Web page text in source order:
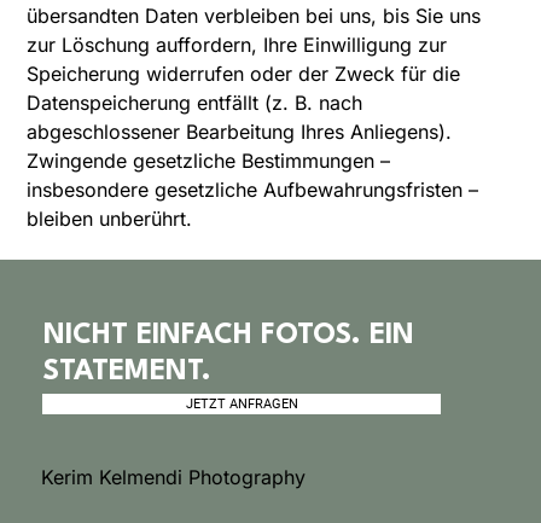
übersandten Daten verbleiben bei uns, bis Sie uns
zur Löschung auffordern, Ihre Einwilligung zur
Speicherung widerrufen oder der Zweck für die
Datenspeicherung entfällt (z. B. nach
abgeschlossener Bearbeitung Ihres Anliegens).
Zwingende gesetzliche Bestimmungen –
insbesondere gesetzliche Aufbewahrungsfristen –
bleiben unberührt.
NICHT EINFACH FOTOS. EIN
STATEMENT.
JETZT ANFRAGEN
Kerim Kelmendi Photography